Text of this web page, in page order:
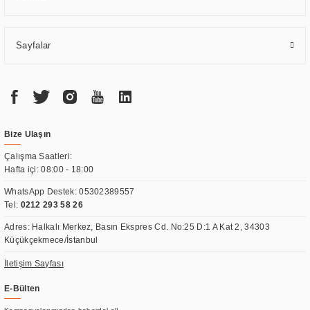
Sayfalar
Bize Ulaşın
Çalışma Saatleri:
Hafta içi: 08:00 - 18:00
WhatsApp Destek:05302389557
Tel: 0212 293 58 26
Adres: Halkalı Merkez, Basın Ekspres Cd. No:25 D:1 A Kat 2, 34303
Küçükçekmece/İstanbul
İletişim Sayfası
E-Bülten